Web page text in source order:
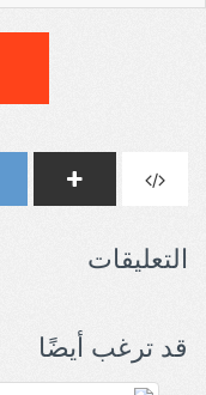
التعليقات
قد ترغب أيضًا